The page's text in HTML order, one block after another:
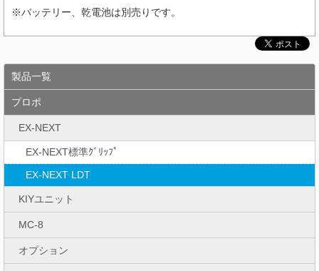
※バッテリー、乾電池は別売りです。
製品一覧
プロポ
EX-NEXT
EX-NEXT標準ｸﾞﾘｯﾌﾟ
EX-NEXT LDT
KIYユニット
MC-8
オプション